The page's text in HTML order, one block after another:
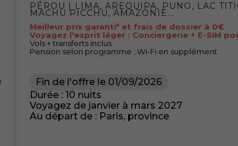
PÉROU | LIMA, AREQUIPA, PUNO, LAC
MACHU PICCHU, AMAZONIE...
Meilleur prix garanti* et frais de dossier à 0€
Voyagez l'esprit léger : Conciergerie + E-SIM
Vols + transferts inclus
Pension selon programme ; Wi-Fi en supplément
Fin de l'offre le 01/09/2026
Durée : 10 nuits
Voyagez de janvier à mars 2027
Au départ de : Paris, province